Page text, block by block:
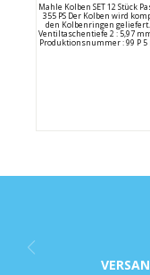
Mahle Kolben SET 12 Stück
355 PS Der Kolben wird
den Kolbenringen
Ventiltaschentiefe 2 : 5,97
Produktionsnummer : 99 P
Ø : 22,0 mm
Porsche